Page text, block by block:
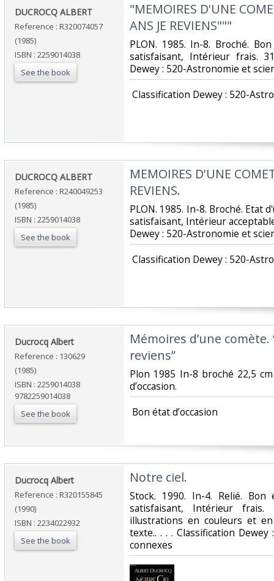
‎DUCROCQ ALBERT‎
Reference : R320074057
(1985)
ISBN : 2259014038
See the book
‎"MEMOIRES D'UNE
ANS JE REVIENS"""‎
‎PLON. 1985. In-8. Broché.
satisfaisant, Intérieur frais.
Dewey : 520-Astronomie et
Classification Dewey : 520-
‎DUCROCQ ALBERT‎
Reference : R240049253
(1985)
ISBN : 2259014038
See the book
‎MEMOIRES D'UNE
REVIENS.‎
‎PLON. 1985. In-8. Broché. Etat
satisfaisant, Intérieur
Dewey : 520-Astronomie et
Classification Dewey : 520-
‎Ducrocq Albert‎
Reference : 130629
(1985)
ISBN : 2259014038
9782259014038
See the book
‎Mémoires d’une
reviens”‎
‎Plon 1985 In-8 broché 22,5
d’occasion.‎
‎ Bon état d’occasion ‎
‎Ducrocq Albert‎
Reference : R320155845
(1990)
ISBN : 2234022932
See the book
‎Notre ciel.‎
‎Stock. 1990. In-4. Relié. Bon
satisfaisant, Intérieur
illustrations en couleurs et
texte.. . . . Classification
connexes‎